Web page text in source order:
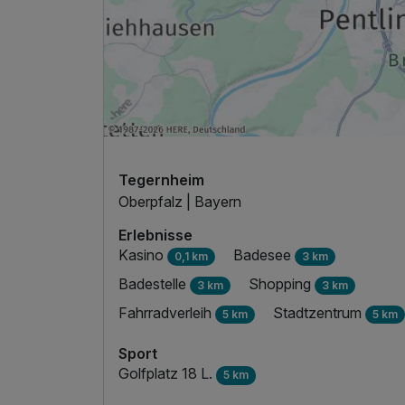
Tegernheim
Oberpfalz | Bayern
Erlebnisse
Kasino 0,1 km Badesee 3 km
Badestelle 3 km Shopping 3 km
Fahrradverleih 5 km Stadtzentrum 5 km
Sport
Golfplatz 18 L. 5 km